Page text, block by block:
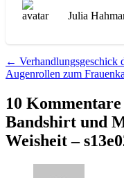
Julia
← Verhandlungsgeschick
Augenrollen zum
10 Kommentare
Bandshirt und
Weisheit –